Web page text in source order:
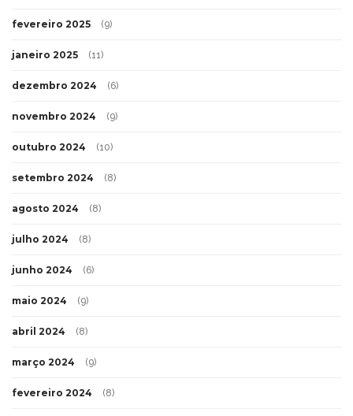
fevereiro 2025 (9)
janeiro 2025 (11)
dezembro 2024 (6)
novembro 2024 (9)
outubro 2024 (10)
setembro 2024 (8)
agosto 2024 (8)
julho 2024 (8)
junho 2024 (6)
maio 2024 (9)
abril 2024 (8)
março 2024 (9)
fevereiro 2024 (8)